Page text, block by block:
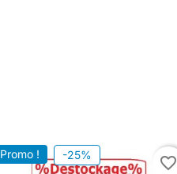
Promo ! -25% favorite_border